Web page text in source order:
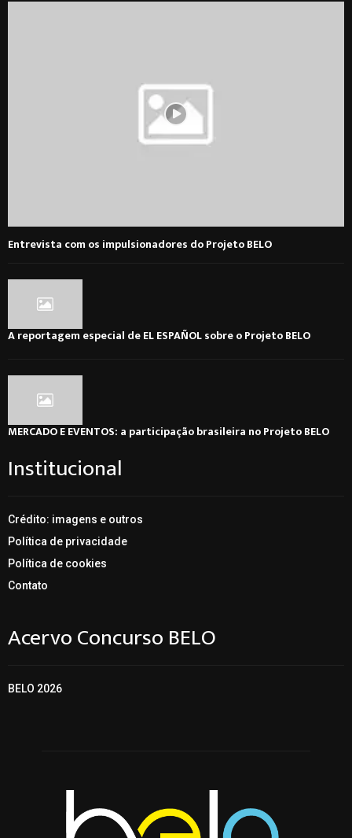
Entrevista com os impulsionadores do Projeto BELO
A reportagem especial de EL ESPAÑOL sobre o Projeto BELO
MERCADO E EVENTOS: a participação brasileira no Projeto BELO
Institucional
Crédito: imagens e outros
Política de privacidade
Política de cookies
Contato
Acervo Concurso BELO
BELO 2026